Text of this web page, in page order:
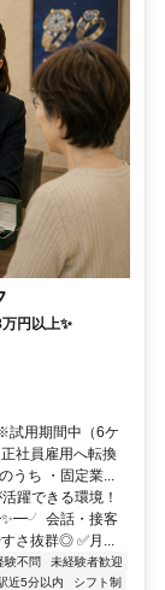
円以上✨
試用期間中（6ケ
社員雇用へ転換
ち ・固定業...
できる環境！
会話・接客
さ抜群◎ ✅月...
験不問
未経験者歓迎
近5分以内
シフト制